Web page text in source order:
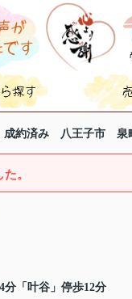
成約済み 八王子市
。
分「叶谷」停歩12分